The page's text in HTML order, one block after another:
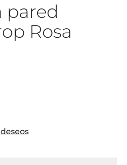
pared
Rosa